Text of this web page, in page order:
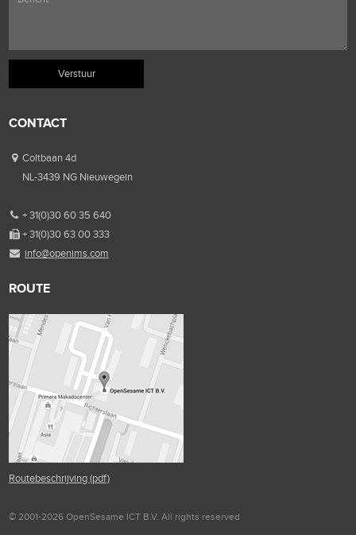
CONTACT
Coltbaan 4d
NL-3439 NG Nieuwegein
+ 31(0)30 60 35 640
+ 31(0)30 63 00 333
info@openims.com
ROUTE
Routebeschrijving (pdf)
© 2001-2026 OpenSesame ICT B.V. All rights reserved